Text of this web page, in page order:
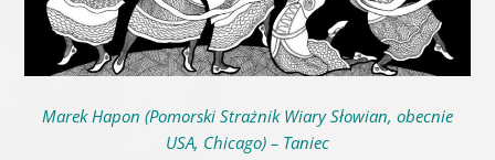
Marek Hapon (Pomorski Strażnik Wiary Słowian, obecnie
USA, Chicago) – Taniec